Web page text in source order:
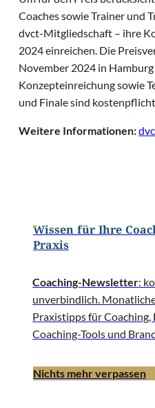
Coaches sowie Trainer und
dvct-Mitgliedschaft – ihre
2024 einreichen. Die
November 2024 in
Konzepteinreichung sowie
und Finale sind
Weitere Informationen:
Wissen für Ihre
Praxis
Coaching-Newsletter:
unverbindlich.
Praxistipps für Coaching,
Coaching-Tools und
Nichts mehr verpassen